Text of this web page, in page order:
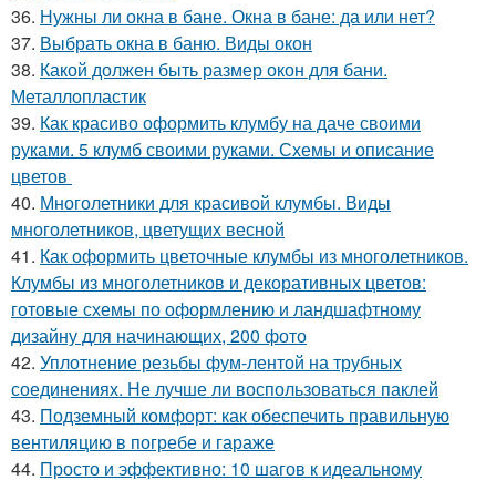
36. Нужны ли окна в бане. Окна в бане: да или нет?
37. Выбрать окна в баню. Виды окон
38. Какой должен быть размер окон для бани.
Металлопластик
39. Как красиво оформить клумбу на даче своими
руками. 5 клумб своими руками. Схемы и описание
цветов
40. Многолетники для красивой клумбы. Виды
многолетников, цветущих весной
41. Как оформить цветочные клумбы из многолетников.
Клумбы из многолетников и декоративных цветов:
готовые схемы по оформлению и ландшафтному
дизайну для начинающих, 200 фото
42. Уплотнение резьбы фум-лентой на трубных
соединениях. Не лучше ли воспользоваться паклей
43. Подземный комфорт: как обеспечить правильную
вентиляцию в погребе и гараже
44. Просто и эффективно: 10 шагов к идеальному